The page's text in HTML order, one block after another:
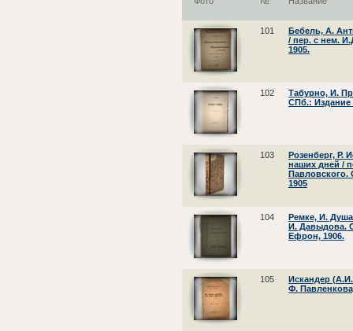
101
Бебель, А.
/ пер. с нем.
1905.
102
Табурно, И.
СПб.: Издание
103
Розенберг, Р.
наших дней /
1905
104
Ремке, И.
И. Давыдова.
Ефрон, 1906.
105
Искандер
Ф.